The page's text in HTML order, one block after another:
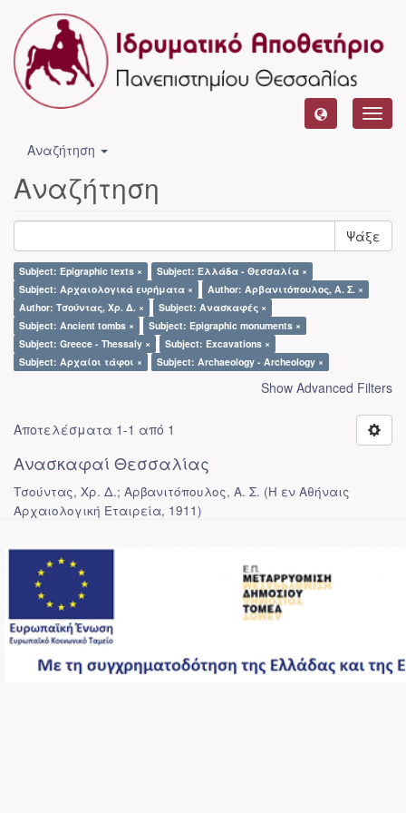
Αναζήτηση
Αναζήτηση
Ψάξε
Subject: Epigraphic texts ×
Subject: Ελλάδα - Θεσσαλία ×
Subject: Αρχαιολογικά ευρήματα ×
Author: Αρβανιτόπουλος, Α. Σ. ×
Author: Τσούντας, Χρ. Δ. ×
Subject: Ανασκαφές ×
Subject: Ancient tombs ×
Subject: Epigraphic monuments ×
Subject: Greece - Thessaly ×
Subject: Excavations ×
Subject: Αρχαίοι τάφοι ×
Subject: Archaeology - Archeology ×
Show Advanced Filters
Αποτελέσματα 1-1 από 1
Ανασκαφαί Θεσσαλίας
Τσούντας, Χρ. Δ.; Αρβανιτόπουλος, Α. Σ. (Η εν Αθήναις
Αρχαιολογική Εταιρεία, 1911)